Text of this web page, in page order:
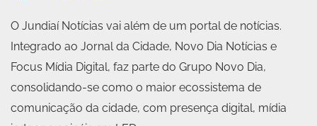
O Jundiaí Notícias vai além de um portal de notícias.
Integrado ao Jornal da Cidade, Novo Dia Notícias e
Focus Mídia Digital, faz parte do Grupo Novo Dia,
consolidando-se como o maior ecossistema de
comunicação da cidade, com presença digital, mídia